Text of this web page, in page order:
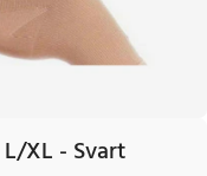
XL - Svart